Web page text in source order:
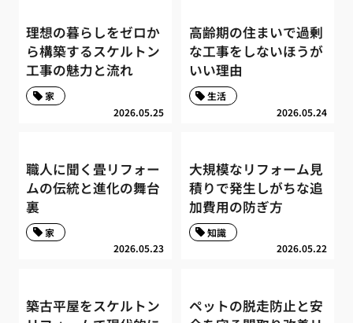
理想の暮らしをゼロか
ら構築するスケルトン
工事の魅力と流れ
2026.05.25
家
高齢期の住まいで過剰
な工事をしないほうが
いい理由
2026.05.24
生活
職人に聞く畳リフォー
ムの伝統と進化の舞台
裏
2026.05.23
家
大規模なリフォーム見
積りで発生しがちな追
加費用の防ぎ方
2026.05.22
知識
築古平屋をスケルトン
ペットの脱走防止と安